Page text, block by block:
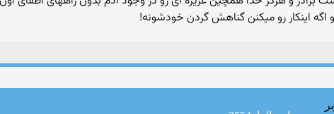
اینکار رو میکنن گناهش گردن خودشونه!